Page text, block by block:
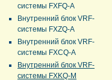
системы FXFQ-A
Внутренний блок VRF-
системы FXZQ-A
Внутренний блок VRF-
системы FXCQ-A
Внутренний блок VRF-
системы FXKQ-M